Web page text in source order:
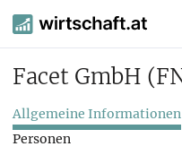
Facet GmbH
Allgemeine Informationen
Personen